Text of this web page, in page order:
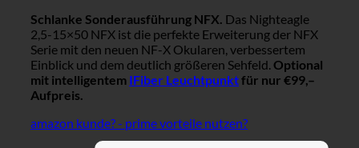
Schlanke Sonderausführung NFX. Das Nighteagle
2,5-15×50 NFX ist die perfekte Erweiterung der NFX
Serie mit den neuen NF-X Okularen, verbessertem
Einblick und dem deutlich größeren Sehfeld. Optional
mit intelligentem IFiber Leuchtpunktfür nur €99,–
Aufpreis.
amazon kunde? - prime vorteile nutzen?